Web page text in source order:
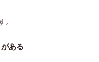
。
ある